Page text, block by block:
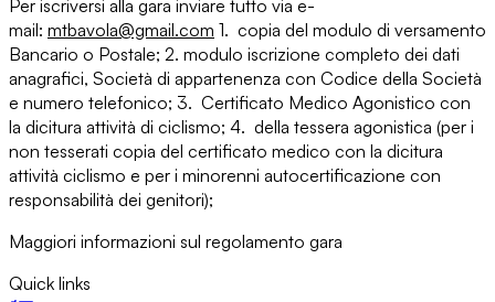
Per iscriversi alla gara inviare tutto via e-
mail: mtbavola@gmail.com 1. copia del modulo di versamento
Bancario o Postale; 2. modulo iscrizione completo dei dati
anagrafici, Società di appartenenza con Codice della Società
e numero telefonico; 3. Certificato Medico Agonistico con
la dicitura attività di ciclismo; 4. della tessera agonistica (per i
non tesserati copia del certificato medico con la dicitura
attività ciclismo e per i minorenni autocertificazione con
responsabilità dei genitori);
Maggiori informazioni sul regolamento gara
Quick links